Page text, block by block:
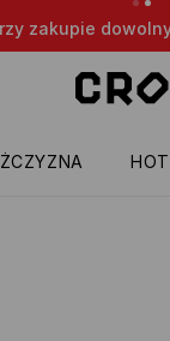
zakupie